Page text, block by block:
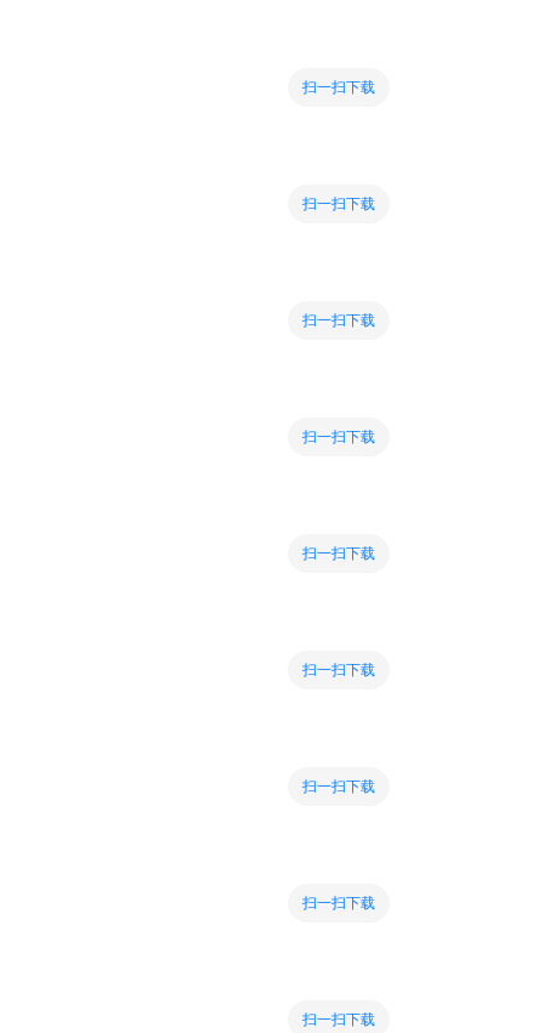
扫一扫下载
扫一扫下载
扫一扫下载
扫一扫下载
扫一扫下载
扫一扫下载
扫一扫下载
扫一扫下载
扫一扫下载